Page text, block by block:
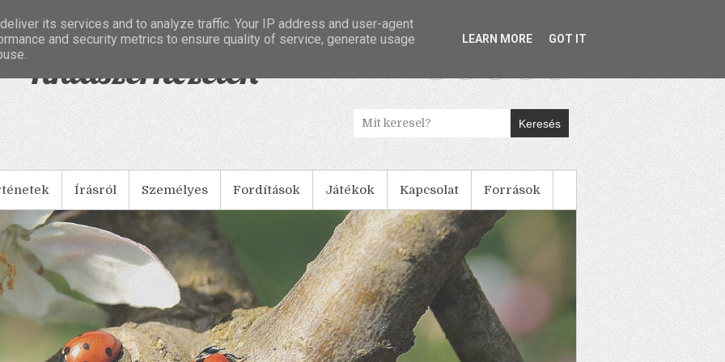
Tintaszerkezetek
Keresés
Írásról Személyes Fordítások Játékok Kapcsolat Források
its services and to analyze traffic. Your IP address and user-agent
and security metrics to ensure quality of service, generate usage
LEARN MORE GOT IT